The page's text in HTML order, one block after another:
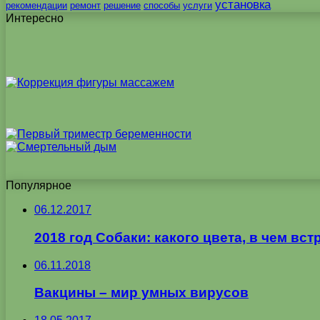
рекомендации ремонт решение способы услуги установка
Интересно
Популярное
06.12.2017
2018 год Собаки: какого цвета, в чем
06.11.2018
Вакцины – мир умных вирусов